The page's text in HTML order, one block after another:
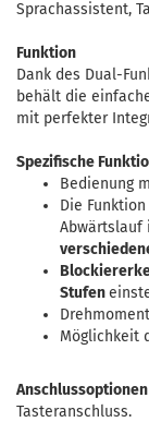
Sprachassistent,
Funktion
Dank des Dual-
behält die
mit perfekter
Spezifische
Bedienung
Die Funktion
Abwärtslauf
Stufen
Möglichkeit
Anschlussoptionen
Tasteranschluss.